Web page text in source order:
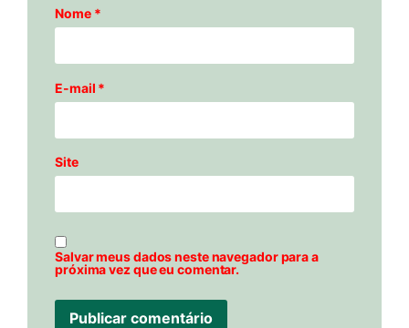
Nome *
E-mail *
Site
Salvar meus dados neste navegador para a
próxima vez que eu comentar.